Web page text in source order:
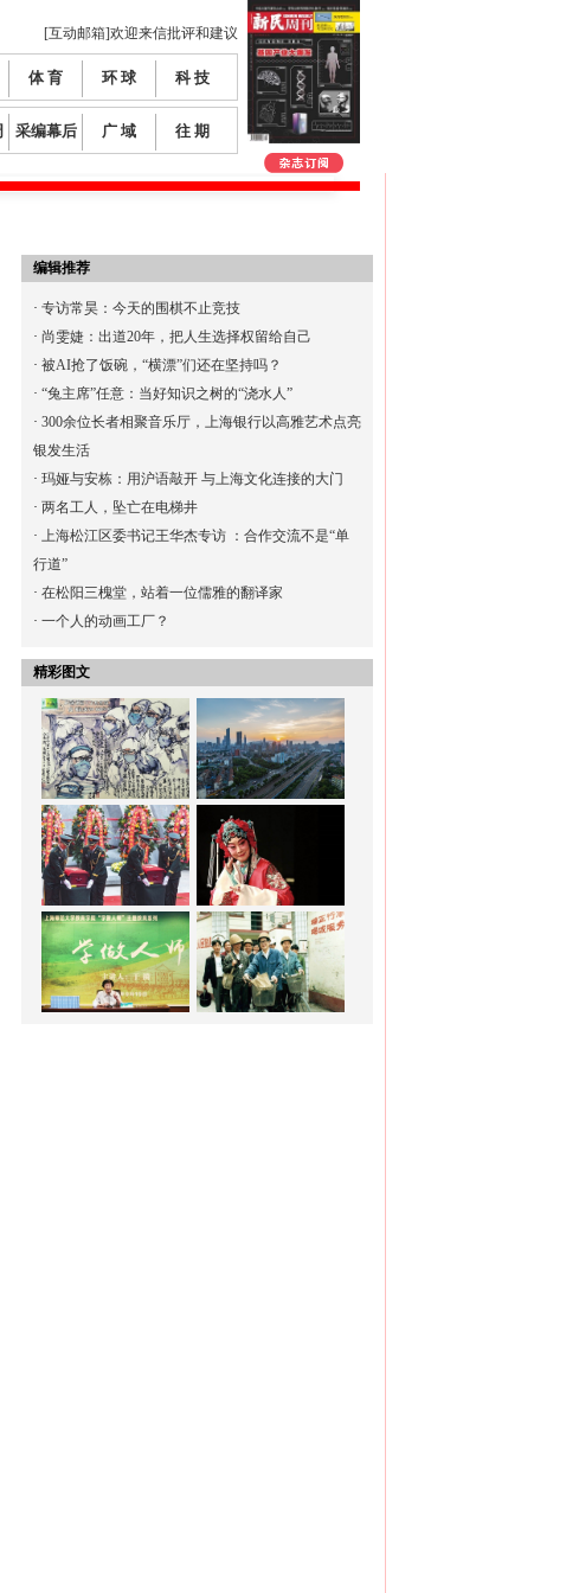
[互动邮箱]欢迎来信批评和建议
体 育 环 球 科 技
采编幕后 广 域 往 期
编辑推荐
· 专访常昊：今天的围棋不止竞技
· 尚雯婕：出道20年，把人生选择权留给自己
· 被AI抢了饭碗，“横漂”们还在坚持吗？
· “兔主席”任意：当好知识之树的“浇水人”
· 300余位长者相聚音乐厅，上海银行以高雅艺术点亮
银发生活
· 玛娅与安栋：用沪语敲开 与上海文化连接的大门
· 两名工人，坠亡在电梯井
· 上海松江区委书记王华杰专访 ：合作交流不是“单
行道”
· 在松阳三槐堂，站着一位儒雅的翻译家
· 一个人的动画工厂？
精彩图文